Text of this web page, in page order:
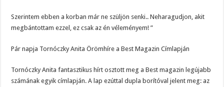
Szerintem ebben a korban már ne szüljön senki.. Neharagudjon, akit
megbántottam ezzel, ez csak az én véleményem! ”
Pár napja Tornóczky Anita Örömhíre a Best Magazin Címlapján
Tornóczky Anita fantasztikus hírt osztott meg a Best magazin legújabb
számának egyik címlapján. A lap ezúttal dupla borítóval jelent meg: az